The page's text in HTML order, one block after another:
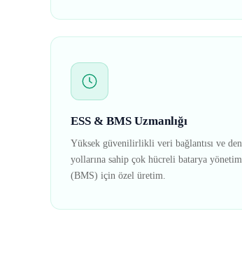
ESS & BMS Uzmanlığı
Yüksek güvenilirlikli veri bağlantısı ve
yollarına sahip çok hücreli batarya
(BMS) için özel üretim.